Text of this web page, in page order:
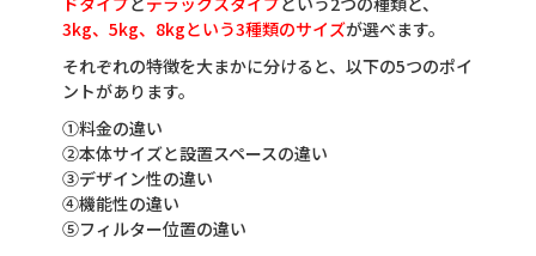
3kg、5kg、8kgという3種類のサイズが選べます。
それぞれの特徴を大まかに分けると、以下の5つのポイ
ントがあります。
①料金の違い
②本体サイズと設置スペースの違い
③デザイン性の違い
④機能性の違い
⑤フィルター位置の違い